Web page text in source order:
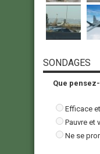
SONDAGES
Que
Efficace
Pauvre et
Ne se